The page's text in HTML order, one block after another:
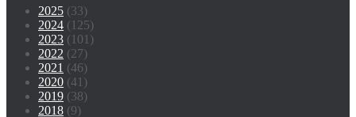
2025 (33)
2024 (125)
2023 (101)
2022 (27)
2021 (46)
2020 (41)
2019 (38)
2018 (9)